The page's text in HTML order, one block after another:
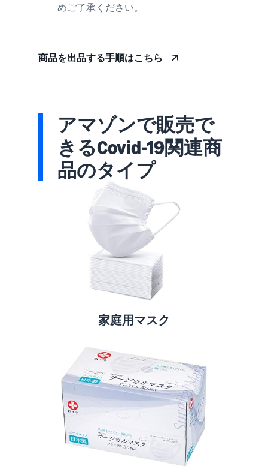
めご了承ください。
商品を出品する手順はこちら
アマゾンで販売で
きるCovid-19関連商
品のタイプ
家庭用マスク